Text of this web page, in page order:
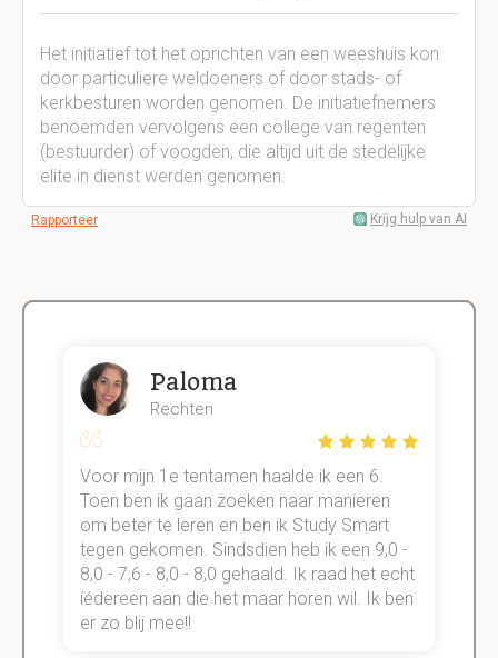
Het initiatief tot het oprichten van een weeshuis kon
door particuliere weldoeners of door stads- of
kerkbesturen worden genomen. De initiatiefnemers
benoemden vervolgens een college van regenten
(bestuurder) of voogden, die altijd uit de stedelijke
elite in dienst werden genomen.
Rapporteer Krijg hulp van AI
Paloma
Rechten
Voor mijn 1e tentamen haalde ik een 6.
Toen ben ik gaan zoeken naar manieren
om beter te leren en ben ik Study Smart
tegen gekomen. Sindsdien heb ik een 9,0 -
8,0 - 7,6 - 8,0 - 8,0 gehaald. Ik raad het echt
íédereen aan die het maar horen wil. Ik ben
er zo blij mee!!